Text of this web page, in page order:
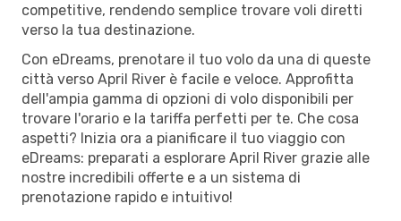
competitive, rendendo semplice trovare voli diretti
verso la tua destinazione.
Con eDreams, prenotare il tuo volo da una di queste
città verso April River è facile e veloce. Approfitta
dell'ampia gamma di opzioni di volo disponibili per
trovare l'orario e la tariffa perfetti per te. Che cosa
aspetti? Inizia ora a pianificare il tuo viaggio con
eDreams: preparati a esplorare April River grazie alle
nostre incredibili offerte e a un sistema di
prenotazione rapido e intuitivo!